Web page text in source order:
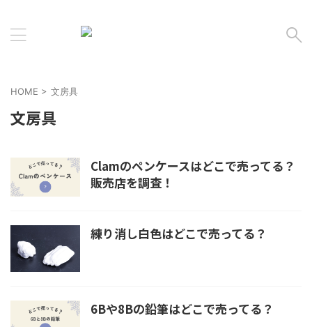
HOME > 文房具
文房具
Clamのペンケースはどこで売ってる？
販売店を調査！
練り消し白色はどこで売ってる？
6Bや8Bの鉛筆はどこで売ってる？